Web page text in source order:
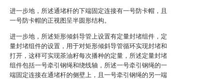
进一步地，所述通堵杆的下端固定连接有一号防卡帽，且
一号防卡帽的正视图呈半圆形结构。
进一步地，所述矩形倾斜导管上设置有定量封堵组件，定
量封堵组件的设置，用于对矩形倾斜导管循环实现封堵和
打开，这样可实现茶油籽每次播种的定量，所述定量封堵
组件包括一号牵引钢绳和绕线轴，所述一号牵引钢绳的一
端固定连接在通堵杆的侧壁上，且一号牵引钢绳的另一端